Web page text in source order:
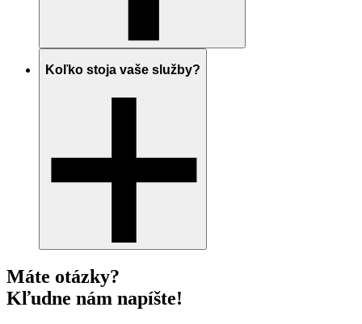
Koľko stoja vaše služby?
Máte otázky?
Kľudne nám napíšte!